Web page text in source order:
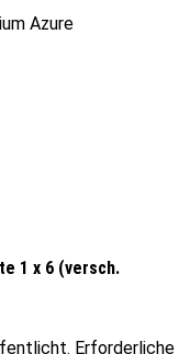
Azure
1 x 6 (versch.
Erforderliche